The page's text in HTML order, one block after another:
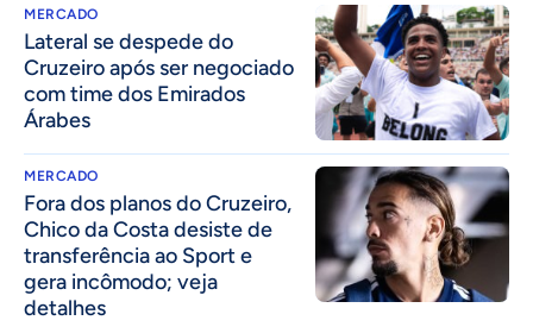
MERCADO
Lateral se despede do
Cruzeiro após ser negociado
com time dos Emirados
Árabes
MERCADO
Fora dos planos do Cruzeiro,
Chico da Costa desiste de
transferência ao Sport e
gera incômodo; veja
detalhes